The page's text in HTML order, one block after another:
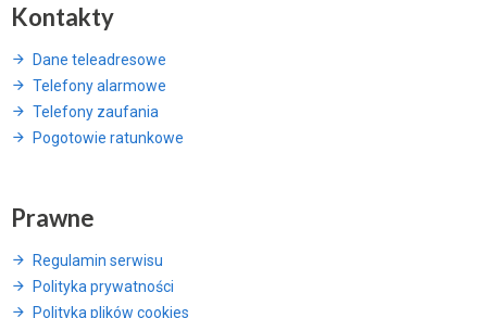
Kontakty
Dane teleadresowe
Telefony alarmowe
Telefony zaufania
Pogotowie ratunkowe
Prawne
Regulamin serwisu
Polityka prywatności
Polityka plików cookies